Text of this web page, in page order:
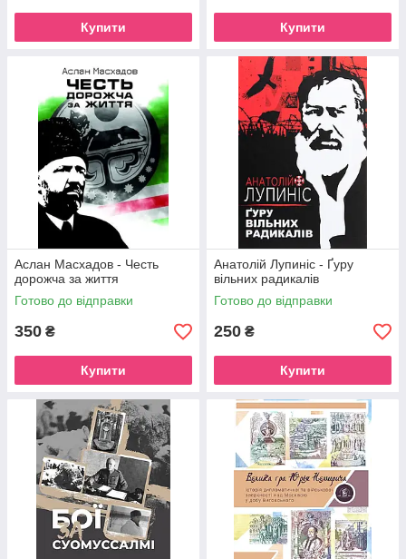
Купити Купити
Аслан Масхадов - Честь
дорожча за життя
Готово до відправки
350 ₴
Купити
Анатолій Лупиніс - Ґуру
вільних радикалів
Готово до відправки
250 ₴
Купити